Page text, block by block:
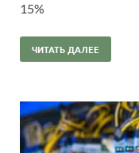
15%
ЧИТАТЬ ДАЛЕЕ